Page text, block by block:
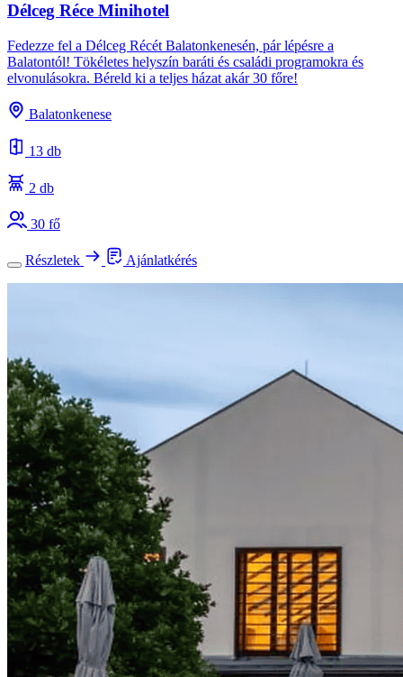
Délceg Réce Minihotel
Fedezze fel a Délceg Récét Balatonkenesén, pár lépésre a
Balatontól! Tökéletes helyszín baráti és családi programokra és
elvonulásokra. Béreld ki a teljes házat akár 30 főre!
Balatonkenese
13 db
2 db
30 fő
Részletek Ajánlatkérés